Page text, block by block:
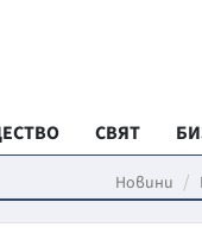
СВЯТ
Новини